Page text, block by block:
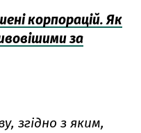
корпорацій. Як
за
згідно з яким,